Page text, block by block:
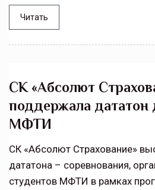
Читать
СК «Абсолют
поддержала дататон
МФТИ
СК «Абсолют Страхование»
дататона – соревнования,
студентов МФТИ в рамках